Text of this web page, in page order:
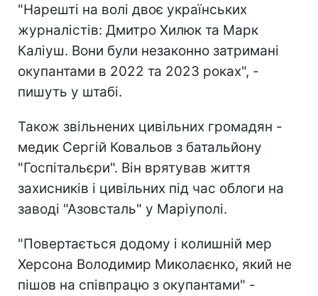
"Нарешті на волі двоє українських
журналістів: Дмитро Хилюк та Марк
Каліуш. Вони були незаконно затримані
окупантами в 2022 та 2023 роках", -
пишуть у штабі.
Також звільнених цивільних громадян -
медик Сергій Ковальов з батальйону
"Госпітальєри". Він врятував життя
захисників і цивільних під час облоги на
заводі "Азовсталь" у Маріуполі.
"Повертається додому і колишній мер
Херсона Володимир Миколаєнко, який не
пішов на співпрацю з окупантами" -